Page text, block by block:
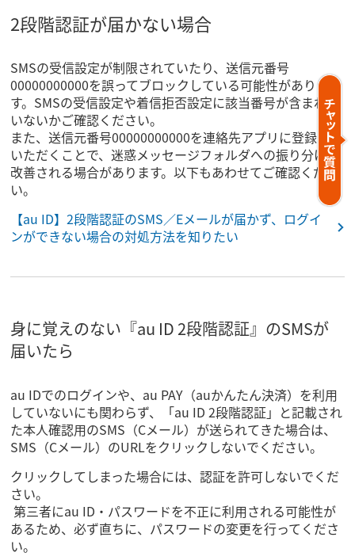
2段階認証が届かない場合
SMSの受信設定が制限されていたり、送信元番号
00000000000を誤ってブロックしている可能性がありま
す。SMSの受信設定や着信拒否設定に該当番号が含まれて
いないかご確認ください。
また、送信元番号00000000000を連絡先アプリに登録して
いただくことで、迷惑メッセージフォルダへの振り分けが
改善される場合があります。以下もあわせてご確認くださ
い。
【au ID】2段階認証のSMS／Eメールが届かず、ログイ
ンができない場合の対処方法を知りたい
身に覚えのない『au ID 2段階認証』のSMSが
届いたら
au IDでのログインや、au PAY（auかんたん決済）を利用
していないにも関わらず、「au ID 2段階認証」と記載され
た本人確認用のSMS（Cメール）が送られてきた場合は、
SMS（Cメール）のURLをクリックしないでください。
クリックしてしまった場合には、認証を許可しないでくだ
さい。
第三者にau ID・パスワードを不正に利用される可能性が
あるため、必ず直ちに、パスワードの変更を行ってくださ
い。